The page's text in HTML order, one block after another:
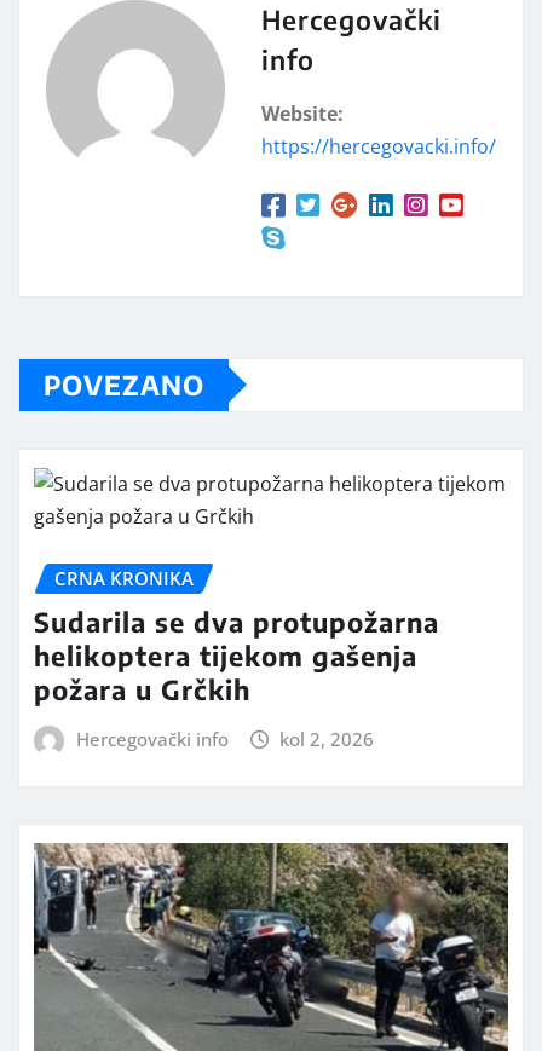
Hercegovački
info
Website:
https://hercegovacki.info/
POVEZANO
CRNA KRONIKA
Sudarila se dva protupožarna
helikoptera tijekom gašenja
požara u Grčkih
Hercegovački info kol 2, 2026